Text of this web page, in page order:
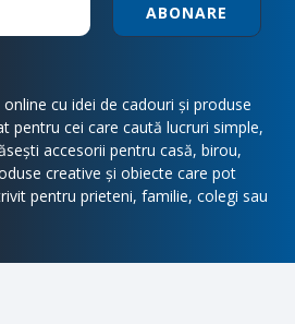
ABONARE
cu idei de cadouri și produse
pentru cei care caută lucruri simple,
accesorii pentru casă, birou,
creative și obiecte care pot
pentru prieteni, familie, colegi sau